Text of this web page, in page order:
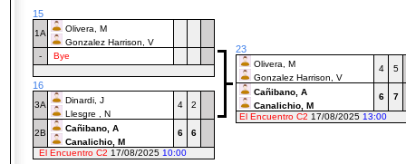
15
1A
Olivera, M
Gonzalez Harrison, V
-
Bye
23
Olivera, M
Gonzalez Harrison, V
4 5
Cañibano, A
Canalichio, M
6
7
El Encuentro C2 17/08/2025 13:00
16
3A
Dinardi, J
Llesgre , N
4 2
2B
Cañibano, A
Canalichio, M
6
6
El Encuentro C2 17/08/2025 10:00